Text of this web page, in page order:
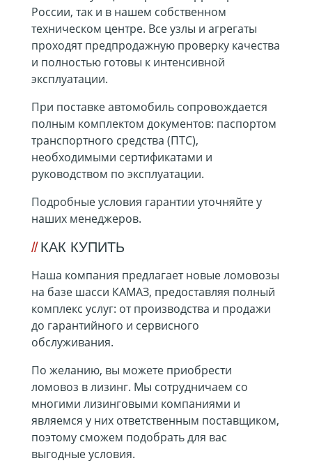
России, так и в нашем собственном
техническом центре. Все узлы и агрегаты
проходят предпродажную проверку качества
и полностью готовы к интенсивной
эксплуатации.
При поставке автомобиль сопровождается
полным комплектом документов: паспортом
транспортного средства (ПТС),
необходимыми сертификатами и
руководством по эксплуатации.
Подробные условия гарантии уточняйте у
наших менеджеров.
КАК КУПИТЬ
Наша компания предлагает новые ломовозы
на базе шасси КАМАЗ, предоставляя полный
комплекс услуг: от производства и продажи
до гарантийного и сервисного
обслуживания.
По желанию, вы можете приобрести
ломовоз в лизинг. Мы сотрудничаем со
многими лизинговыми компаниями и
являемся у них ответственным поставщиком,
поэтому сможем подобрать для вас
выгодные условия.